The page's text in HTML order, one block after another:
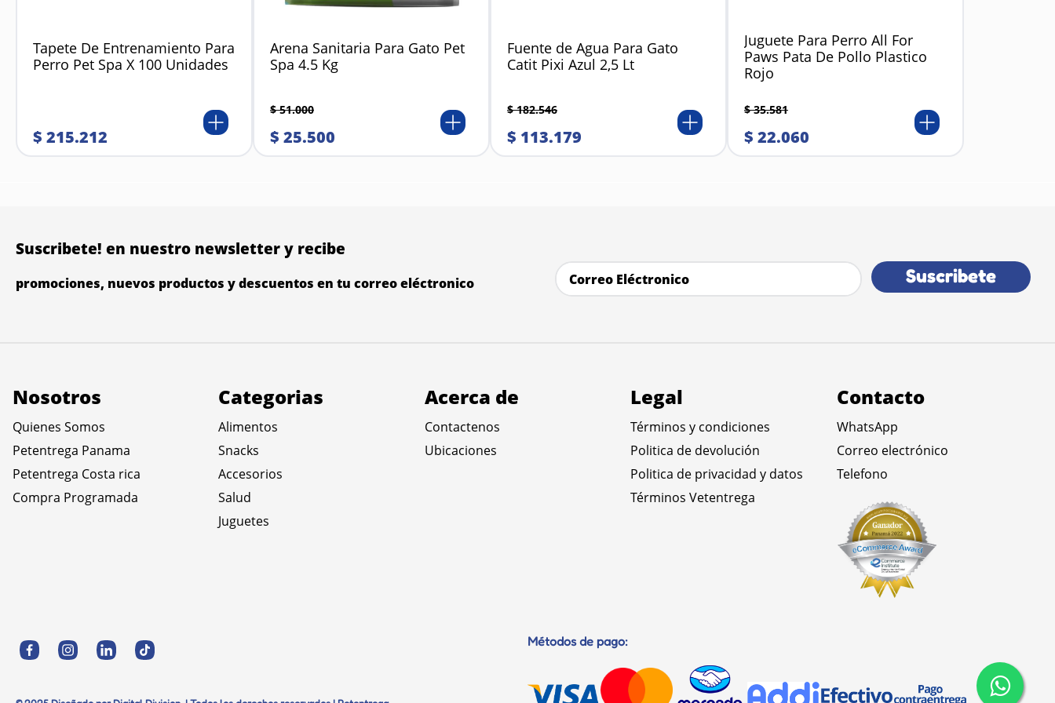
Tapete De Entrenamiento Para
Perro Pet Spa X 100 Unidades
$ 215.212
Arena Sanitaria Para Gato Pet
Spa 4.5 Kg
$ 51.000
$ 25.500
Fuente de Agua Para Gato
Catit Pixi Azul 2,5 Lt
$ 182.546
$ 113.179
Juguete Para Perro All For
Paws Pata De Pollo Plastico
Rojo
$ 35.581
$ 22.060
Suscribete! en nuestro newsletter y recibe
promociones, nuevos productos y descuentos en tu correo eléctronico Suscribete
Nosotros
Quienes Somos
Petentrega Panama
Petentrega Costa rica
Compra Programada
Categorias
Alimentos
Snacks
Accesorios
Salud
Juguetes
Acerca de
Contactenos
Ubicaciones
Legal
Términos y condiciones
Politica de devolución
Politica de privacidad y datos
Términos Vetentrega
Contacto
WhatsApp
Correo electrónico
Telefono
Métodos de pago: